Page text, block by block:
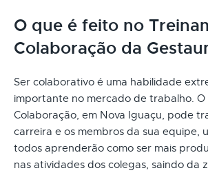
O que é feito no
Colaboração da
Ser colaborativo é uma habilidade
importante no mercado de trabalho.
Colaboração, em Nova Iguaçu, pode
carreira e os membros da sua equipe,
todos aprenderão como ser mais
nas atividades dos colegas, saindo da